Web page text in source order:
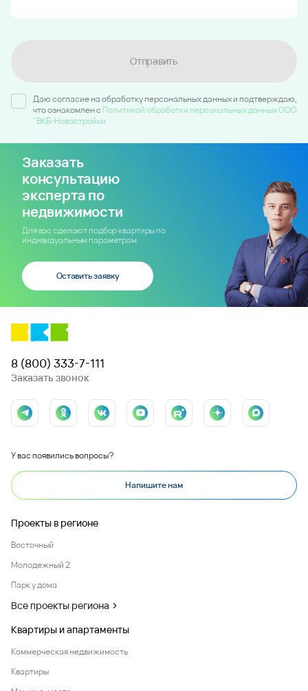
Отправить
Даю согласие на обработку персональных данных и подтверждаю,
что ознакомлен c Политикой обработки персональных данных ООО
"ВКБ-Новостройки
Заказать
консультацию
эксперта по
недвижимости
Для вас сделают подбор квартиры по
индивидуальным параметрам
Оставить заявку
8 (800) 333-7-111
Заказать звонок
У вас появились вопросы?
Напишите нам
Проекты в регионе
Восточный
Молодежный 2
Парк у дома
Все проекты региона
Квартиры и апартаменты
Коммерческая недвижимость
Квартиры